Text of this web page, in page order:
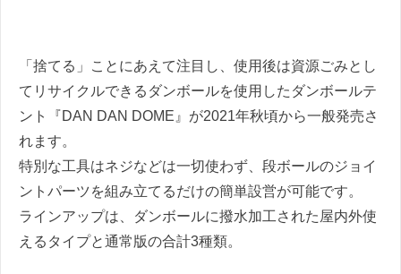
「捨てる」ことにあえて注目し、使用後は資源ごみとし
てリサイクルできるダンボールを使用したダンボールテ
ント『DAN DAN DOME』が2021年秋頃から一般発売さ
れます。
特別な工具はネジなどは一切使わず、段ボールのジョイ
ントパーツを組み立てるだけの簡単設営が可能です。
ラインアップは、ダンボールに撥水加工された屋内外使
えるタイプと通常版の合計3種類。